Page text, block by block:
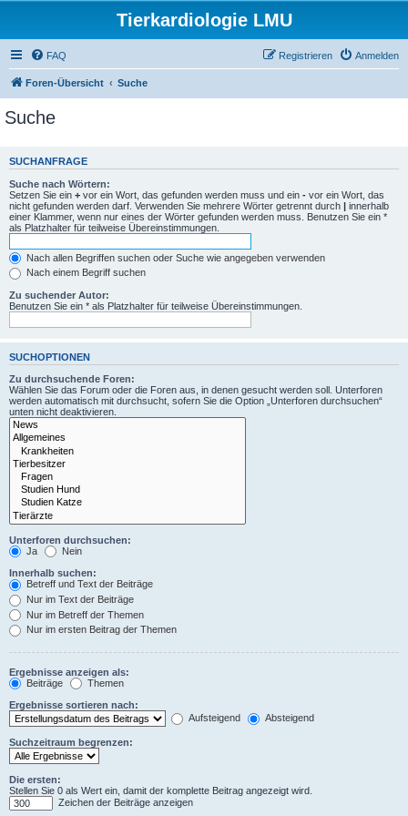
Tierkardiologie LMU
FAQ Anmelden
Registrieren
Foren-Übersicht Suche
Suche
SUCHANFRAGE
Suche nach Wörtern:
Setzen Sie ein + vor ein Wort, das gefunden werden muss und ein - vor ein Wort, das
nicht gefunden werden darf. Verwenden Sie mehrere Wörter getrennt durch | innerhalb
einer Klammer, wenn nur eines der Wörter gefunden werden muss. Benutzen Sie ein *
als Platzhalter für teilweise Übereinstimmungen.
Nach allen Begriffen suchen oder Suche wie angegeben verwenden
Nach einem Begriff suchen
Zu suchender Autor:
Benutzen Sie ein * als Platzhalter für teilweise Übereinstimmungen.
SUCHOPTIONEN
Zu durchsuchende Foren:
Wählen Sie das Forum oder die Foren aus, in denen gesucht werden soll. Unterforen
werden automatisch mit durchsucht, sofern Sie die Option „Unterforen durchsuchen“
unten nicht deaktivieren.
Unterforen durchsuchen:
Ja
Nein
Innerhalb suchen:
Betreff und Text der Beiträge
Nur im Text der Beiträge
Nur im Betreff der Themen
Nur im ersten Beitrag der Themen
Ergebnisse anzeigen als:
Beiträge
Themen
Ergebnisse sortieren nach:
Aufsteigend
Absteigend
Suchzeitraum begrenzen:
Die ersten:
Stellen Sie 0 als Wert ein, damit der komplette Beitrag angezeigt wird.
Zeichen der Beiträge anzeigen